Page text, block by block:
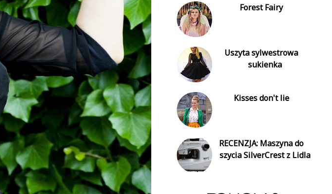
Forest Fairy
Uszyta sylwestrowa
sukienka
Kisses don't lie
RECENZJA: Maszyna do
szycia SilverCrest z Lidla